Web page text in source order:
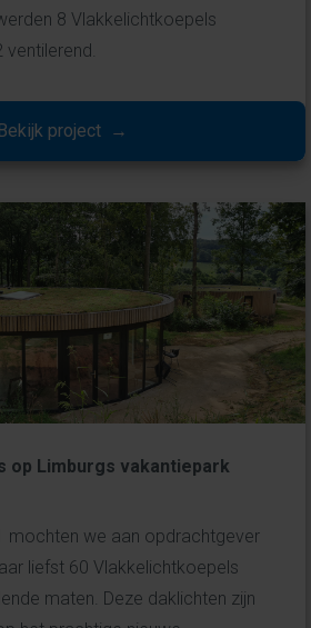
8 Vlakkelichtkoepels
ventilerend.
Bekijk project →
op Limburgs vakantiepark
mochten we aan opdrachtgever
liefst 60 Vlakkelichtkoepels
maten. Deze daklichten zijn